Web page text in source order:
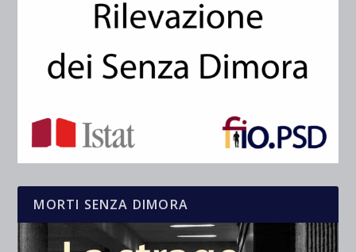
MORTI SENZA DIMORA